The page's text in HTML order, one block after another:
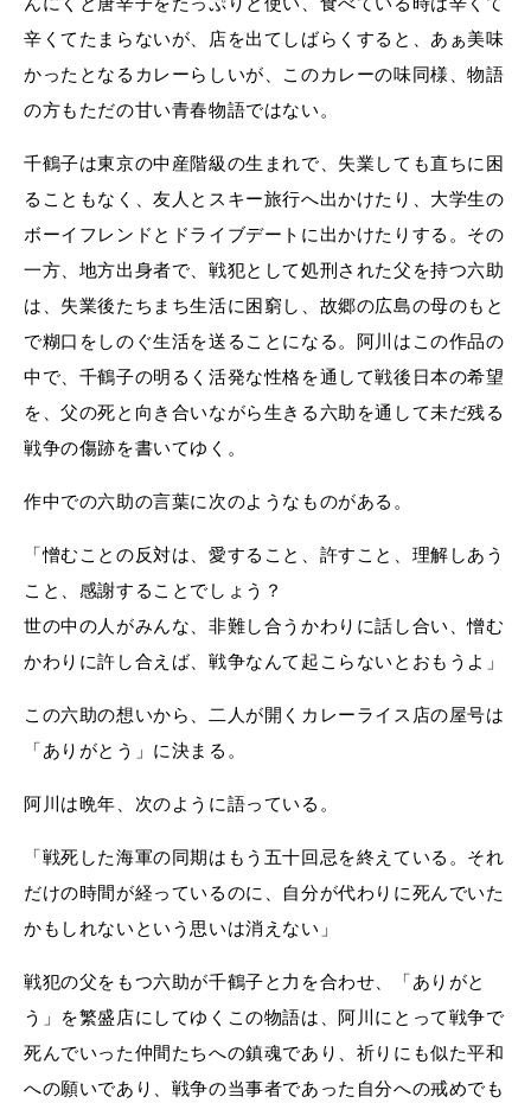
辛くてたまらないが、店を出てしばらくすると、あぁ美味
かったとなるカレーらしいが、このカレーの味同様、物語
の方もただの甘い青春物語ではない。
千鶴子は東京の中産階級の生まれで、失業しても直ちに困
ることもなく、友人とスキー旅行へ出かけたり、大学生の
ボーイフレンドとドライブデートに出かけたりする。その
一方、地方出身者で、戦犯として処刑された父を持つ六助
は、失業後たちまち生活に困窮し、故郷の広島の母のもと
で糊口をしのぐ生活を送ることになる。阿川はこの作品の
中で、千鶴子の明るく活発な性格を通して戦後日本の希望
を、父の死と向き合いながら生きる六助を通して未だ残る
戦争の傷跡を書いてゆく。
作中での六助の言葉に次のようなものがある。
「憎むことの反対は、愛すること、許すこと、理解しあう
こと、感謝することでしょう？
世の中の人がみんな、非難し合うかわりに話し合い、憎む
かわりに許し合えば、戦争なんて起こらないとおもうよ」
この六助の想いから、二人が開くカレーライス店の屋号は
「ありがとう」に決まる。
阿川は晩年、次のように語っている。
「戦死した海軍の同期はもう五十回忌を終えている。それ
だけの時間が経っているのに、自分が代わりに死んでいた
かもしれないという思いは消えない」
戦犯の父をもつ六助が千鶴子と力を合わせ、「ありがと
う」を繁盛店にしてゆくこの物語は、阿川にとって戦争で
死んでいった仲間たちへの鎮魂であり、祈りにも似た平和
への願いであり、戦争の当事者であった自分への戒めでも